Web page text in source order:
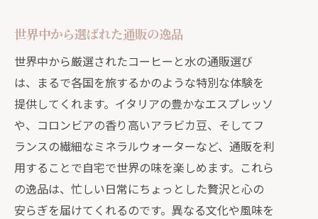
世界中から選ばれた通販の逸品
世界中から厳選されたコーヒーと水の通販選び
は、まるで各国を旅するかのような特別な体験を
提供してくれます。イタリアの豊かなエスプレッソ
や、コロンビアの香り高いアラビカ豆、そしてフ
ランスの繊細なミネラルウォーターなど、通販を利
用することで自宅で世界の味を楽しめます。これら
の逸品は、忙しい日常にちょっとした贅沢と心の
安らぎを届けてくれるのです。異なる文化や風味を